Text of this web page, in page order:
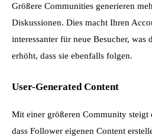
Größere Communities generieren
Diskussionen. Dies macht Ihren
interessanter für neue Besucher, was
erhöht, dass sie ebenfalls folgen.
User-Generated Content
Mit einer größeren Community steigt
dass Follower eigenen Content